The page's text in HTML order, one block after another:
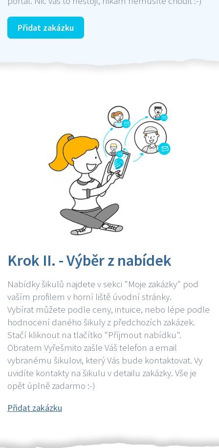
Přidat zakázku
Krok II. - Výběr z nabídek
Nabídky šikulů najdete v sekci "Moje zakázky" pod
vaším profilem v horní liště úvodní stránky.
Vybírat můžete podle ceny, intuice, nebo lépe podle
hodnocení daného šikuly z předchozích zakázek.
Stačí kliknout na tlačítko "Příjmout nabídku".
Obratem Vyřešmito zašle Váš telefon a email
vybranému šikulovi, který Vás bude kontaktovat. Vy
uvidíte kontakty na šikulu v detailu zakázky. Vše je
opět úplně zadarmo :-)
Přidat zakázku